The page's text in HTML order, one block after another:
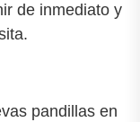
de inmediato y
pandillas en